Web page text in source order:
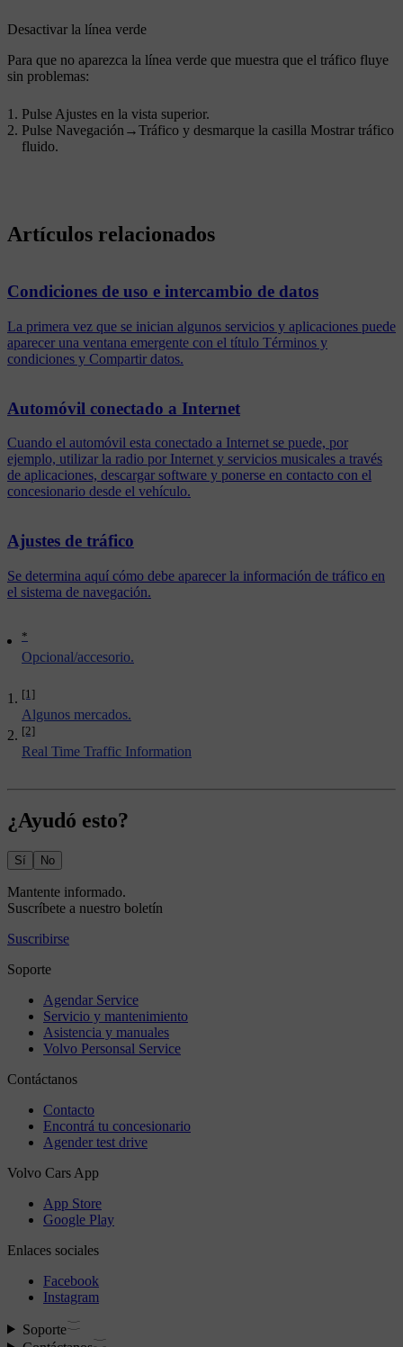
Desactivar la línea verde
Para que no aparezca la línea verde que muestra que el tráfico fluye
sin problemas:
Pulse Ajustes en la vista superior.
Pulse Navegación →Tráfico y desmarque la casilla Mostrar tráfico
fluido.
*
Opcional/accesorio.
[1]
Algunos mercados.
[2]
Real Time Traffic Information
Artículos relacionados
Condiciones de uso e intercambio de datos
La primera vez que se inician algunos servicios y aplicaciones puede
aparecer una ventana emergente con el título Términos y
condiciones y Compartir datos.
Automóvil conectado a Internet
Cuando el automóvil esta conectado a Internet se puede, por
ejemplo, utilizar la radio por Internet y servicios musicales a través
de aplicaciones, descargar software y ponerse en contacto con el
concesionario desde el vehículo.
Ajustes de tráfico
Se determina aquí cómo debe aparecer la información de tráfico en
el sistema de navegación.
¿Ayudó esto?
Sí No